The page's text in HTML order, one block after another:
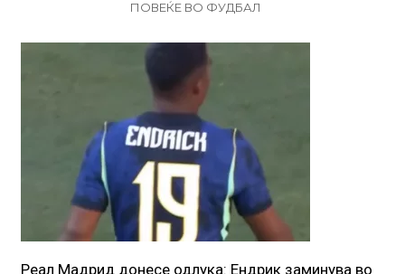
ПОВЕЌЕ ВО ФУДБАЛ
Реал Мадрид донесе одлука: Eндрик заминува во